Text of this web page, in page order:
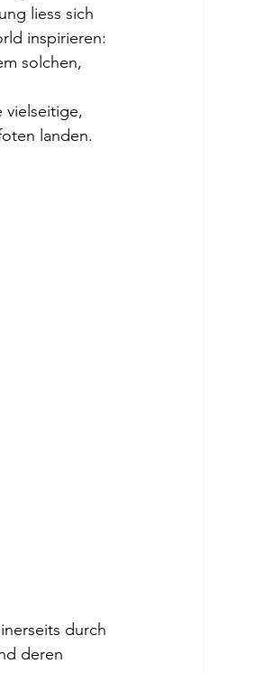
liess sich
inspirieren:
solchen,
vielseitige,
landen.
durch
deren